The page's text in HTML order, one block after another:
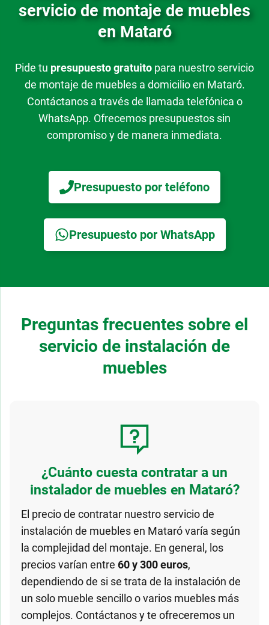
servicio de montaje de muebles
en Mataró
Pide tu presupuesto gratuito para nuestro servicio
de montaje de muebles a domicilio en Mataró.
Contáctanos a través de llamada telefónica o
WhatsApp. Ofrecemos presupuestos sin
compromiso y de manera inmediata.
Presupuesto por teléfono
Presupuesto por WhatsApp
Preguntas frecuentes sobre el
servicio de instalación de
muebles
¿Cuánto cuesta contratar a un
instalador de muebles en Mataró?
El precio de contratar nuestro servicio de
instalación de muebles en Mataró varía según
la complejidad del montaje. En general, los
precios varían entre 60 y 300 euros,
dependiendo de si se trata de la instalación de
un solo mueble sencillo o varios muebles más
complejos. Contáctanos y te ofreceremos un